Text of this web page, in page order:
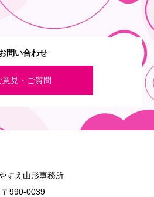
問い合わせ
意見・ご質問
すえ山形事務所
〒990-0039